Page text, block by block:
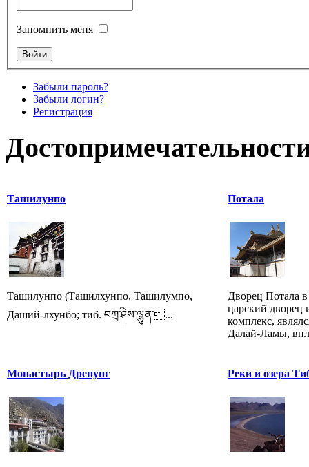
Запомнить меня
Забыли пароль?
Забыли логин?
Регистрация
Ташилунпо
Ташилунпо (Ташилхунпо, Ташилумпо,
Даший-лхунбо; тиб. བཀྲ་ཤིས་ལྷུན་...
Потала
Дворец Потала
царский дворец
комплекс,
Далай-Ламы,
Монастырь Дрепунг Реки и озера